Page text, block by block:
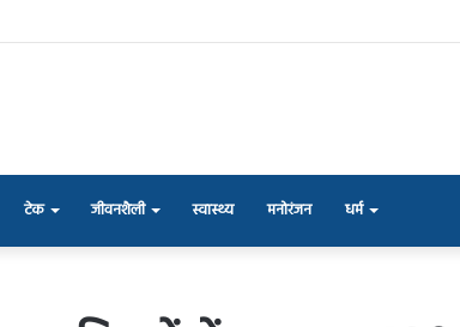
टेक जीवनशैली स्वास्थ्य मनोरंजन धर्म